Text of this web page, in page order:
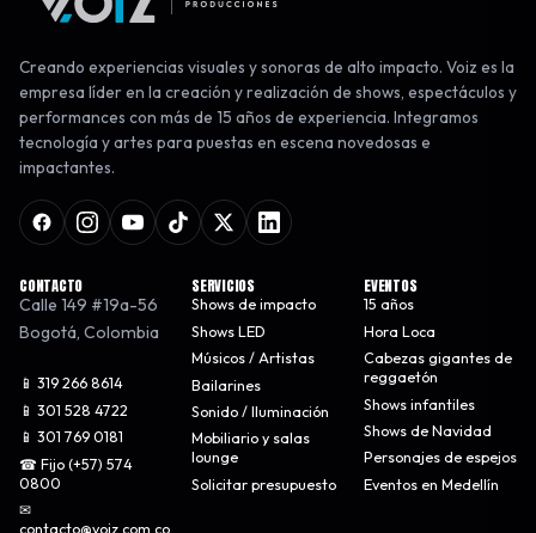
Creando experiencias visuales y sonoras de alto impacto. Voiz es la
empresa líder en la creación y realización de shows, espectáculos y
performances con más de 15 años de experiencia. Integramos
tecnología y artes para puestas en escena novedosas e
impactantes.
CONTACTO
Calle 149 #19a-56
Bogotá, Colombia
📱 319 266 8614
📱 301 528 4722
📱 301 769 0181
☎ Fijo (+57) 574
0800
✉
contacto@voiz.com.co
SERVICIOS
Shows de impacto
Shows LED
Músicos / Artistas
Bailarines
Sonido / Iluminación
Mobiliario y salas
lounge
Solicitar presupuesto
EVENTOS
15 años
Hora Loca
Cabezas gigantes de
reggaetón
Shows infantiles
Shows de Navidad
Personajes de espejos
Eventos en Medellín